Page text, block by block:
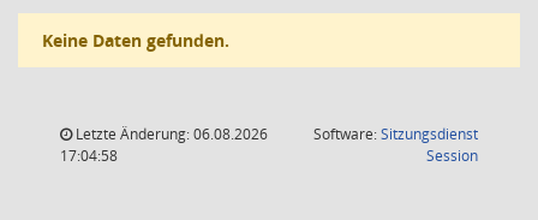
Keine Daten gefunden.
Letzte Änderung: 06.08.2026
17:04:58
Software:Sitzungsdienst
Session(Wird in